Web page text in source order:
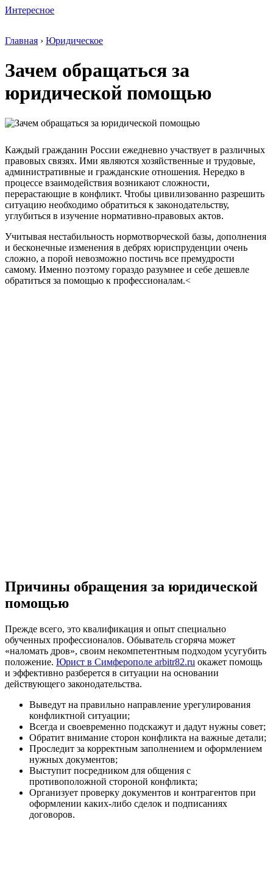
Интересное
Главная › Юридическое
Зачем обращаться за
юридической помощью
Каждый гражданин России ежедневно участвует в различных
правовых связях. Ими являются хозяйственные и трудовые,
административные и гражданские отношения. Нередко в
процессе взаимодействия возникают сложности,
перерастающие в конфликт. Чтобы цивилизованно разрешить
ситуацию необходимо обратиться к законодательству,
углубиться в изучение нормативно-правовых актов.
Учитывая нестабильность нормотворческой базы, дополнения
и бесконечные изменения в дебрях юриспруденции очень
сложно, а порой невозможно постичь все премудрости
самому. Именно поэтому гораздо разумнее и себе дешевле
обратиться за помощью к профессионалам.<
Причины обращения за юридической
помощью
Прежде всего, это квалификация и опыт специально
обученных профессионалов. Обыватель сгоряча может
«наломать дров», своим некомпетентным подходом усугубить
положение. Юрист в Симферополе arbitr82.ru окажет помощь
и эффективно разберется в ситуации на основании
действующего законодательства.
Выведут на правильно направление урегулирования
конфликтной ситуации;
Всегда и своевременно подскажут и дадут нужны совет;
Обратит внимание сторон конфликта на важные детали;
Проследит за корректным заполнением и оформлением
нужных документов;
Выступит посредником для общения с
противоположной стороной конфликта;
Организует проверку документов и контрагентов при
оформлении каких-либо сделок и подписаниях
договоров.